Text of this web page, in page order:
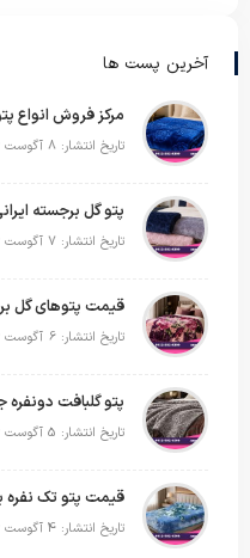
آخرین پست ها
تاریخ انتشار: 8 آگوست 2026
تاریخ انتشار: 7 آگوست 2026
تاریخ انتشار: 6 آگوست 2026
تاریخ انتشار: 5 آگوست 2026
تاریخ انتشار: 4 آگوست 2026